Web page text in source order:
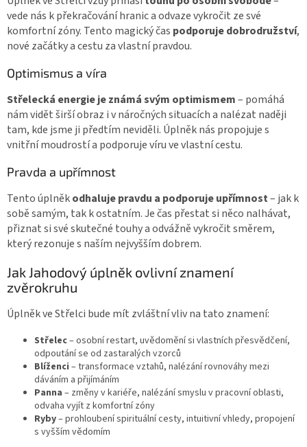
vede nás k překračování hranic a odvaze vykročit ze své
komfortní zóny. Tento magický čas podporuje dobrodružství,
nové začátky a cestu za vlastní pravdou.
Optimismus a víra
Střelecká energie je známá svým optimismem– pomáhá
nám vidět širší obraz i v náročných situacích a nalézat naději
tam, kde jsme ji předtím neviděli. Úplněk nás propojuje s
vnitřní moudrostí a podporuje víru ve vlastní cestu.
Pravda a upřímnost
Tento úplněkodhaluje pravdu a podporuje upřímnost– jak k
sobě samým, tak k ostatním. Je čas přestat si něco nalhávat,
přiznat si své skutečné touhy a odvážně vykročit směrem,
který rezonuje s naším nejvyšším dobrem.
Jak Jahodový úplněk ovlivní znamení
zvěrokruhu
Úplněk ve Střelci bude mít zvláštní vliv na tato znamení:
Střelec– osobní restart, uvědomění si vlastních přesvědčení,
odpoutání se od zastaralých vzorců
Blíženci – transformace vztahů, nalézání rovnováhy mezi
dáváním a přijímáním
Panna – změny v kariéře, nalézání smyslu v pracovní oblasti,
odvaha vyjít z komfortní zóny
Ryby– prohloubení spirituální cesty, intuitivní vhledy, propojení
s vyšším vědomím